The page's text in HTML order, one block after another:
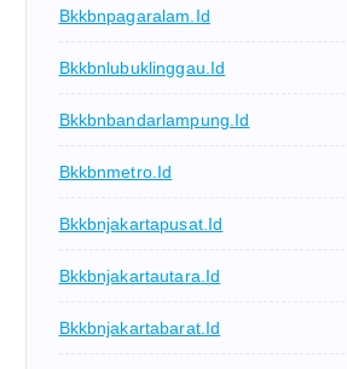
Bkkbnpagaralam.id
Bkkbnlubuklinggau.id
Bkkbnbandarlampung.id
Bkkbnmetro.id
Bkkbnjakartapusat.id
Bkkbnjakartautara.id
Bkkbnjakartabarat.id